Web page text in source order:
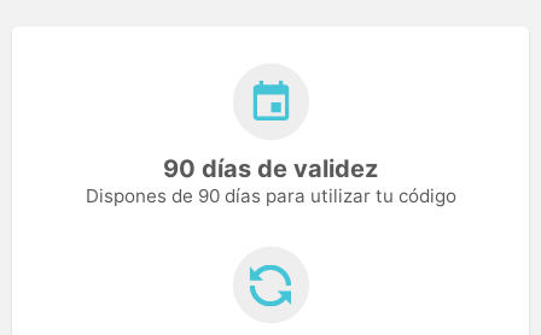
90 días de validez
Dispones de 90 días para utilizar tu código